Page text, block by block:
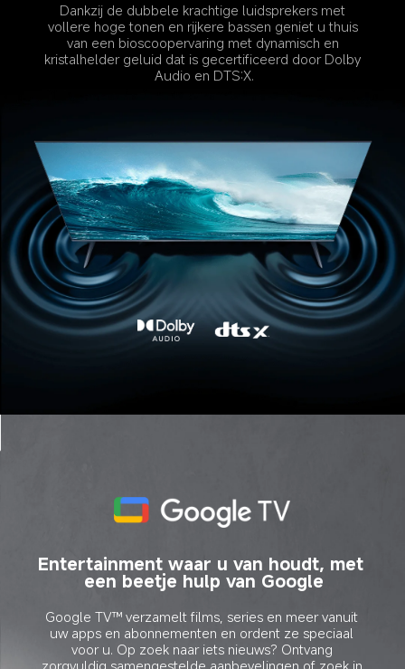
Dankzij de dubbele krachtige luidsprekers met
vollere hoge tonen en rijkere bassen geniet u thuis
van een bioscoopervaring met dynamisch en
kristalhelder geluid dat is gecertificeerd door Dolby
Audio en DTS:X.
Entertainment waar u van houdt, met
een beetje hulp van Google
Google TV™ verzamelt films, series en meer vanuit
uw apps en abonnementen en ordent ze speciaal
voor u. Op zoek naar iets nieuws? Ontvang
zorgvuldig samengestelde aanbevelingen of zoek in